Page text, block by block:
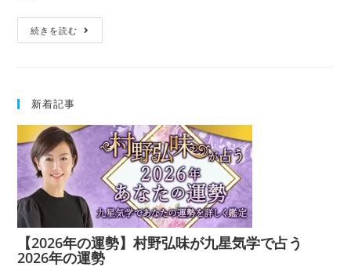
性・
続きを読む
思
｜
あ
の
人
は
ど
う
思
新着記事
【2026年の運勢】村野弘味が九星気学で占う
2026年の運勢